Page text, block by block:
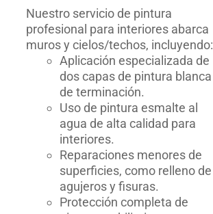
Nuestro servicio de pintura
profesional para interiores abarca
muros y cielos/techos, incluyendo:
Aplicación especializada de
dos capas de pintura blanca
de terminación.
Uso de pintura esmalte al
agua de alta calidad para
interiores.
Reparaciones menores de
superficies, como relleno de
agujeros y fisuras.
Protección completa de